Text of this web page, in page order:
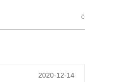
0
2020-12-14